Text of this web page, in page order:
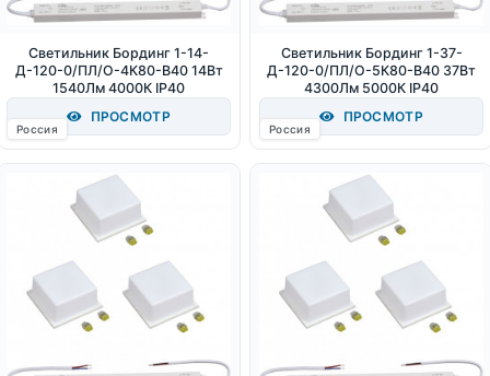
Светильник Бординг 1-14-
Д-120-0/ПЛ/О-4К80-В40 14Вт
1540Лм 4000К IP40
ПРОСМОТР
Россия
Светильник Бординг 1-37-
Д-120-0/ПЛ/О-5К80-В40 37Вт
4300Лм 5000К IP40
ПРОСМОТР
Россия